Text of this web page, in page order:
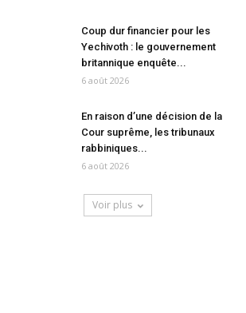
Coup dur financier pour les
Yechivoth : le gouvernement
britannique enquête...
6 août 2026
En raison d’une décision de la
Cour suprême, les tribunaux
rabbiniques...
6 août 2026
Voir plus